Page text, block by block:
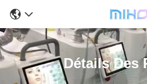
Détails Des